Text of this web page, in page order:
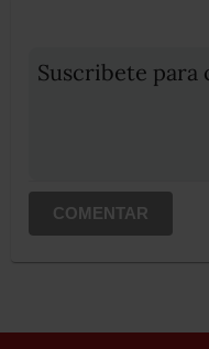
Suscribete para
COMENTAR